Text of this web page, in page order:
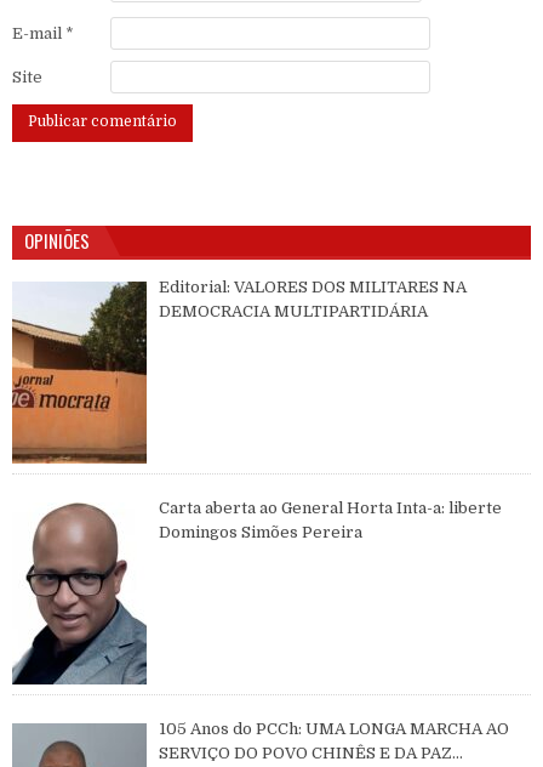
E-mail *
Site
OPINIÕES
Editorial: VALORES DOS MILITARES NA
DEMOCRACIA MULTIPARTIDÁRIA
Carta aberta ao General Horta Inta-a: liberte
Domingos Simões Pereira
105 Anos do PCCh: UMA LONGA MARCHA AO
SERVIÇO DO POVO CHINÊS E DA PAZ